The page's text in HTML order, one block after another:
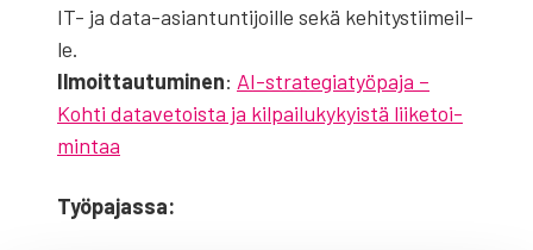
IT- ja data-asian­tun­ti­joil­le sekä kehi­tys­tii­meil­
le.
Ilmoit­tau­tu­mi­nen: AI-stra­te­gia­työ­pa­ja –
Koh­ti data­ve­tois­ta ja kil­pai­lu­ky­kyis­tä lii­ke­toi­
min­taa
Työ­pa­jas­sa: